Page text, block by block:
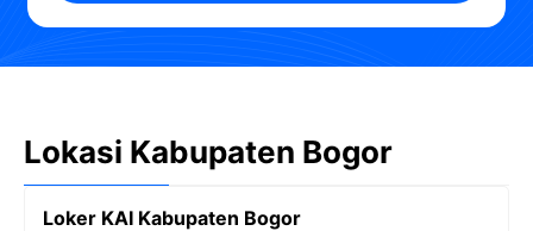
Lokasi Kabupaten Bogor
Loker KAI Kabupaten Bogor